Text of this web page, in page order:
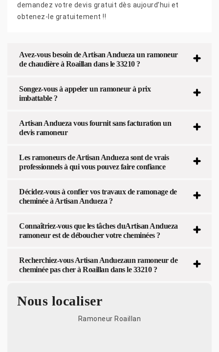
demandez votre devis gratuit dès aujourd’hui et
obtenez-le gratuitement !!
Avez-vous besoin de Artisan Andueza un ramoneur
de chaudière à Roaillan dans le 33210 ?
Songez-vous à appeler un ramoneur à prix
imbattable ?
Artisan Andueza vous fournit sans facturation un
devis ramoneur
Les ramoneurs de Artisan Andueza sont de vrais
professionnels à qui vous pouvez faire confiance
Décidez-vous à confier vos travaux de ramonage de
cheminée à Artisan Andueza ?
Connaîtriez-vous que les tâches duArtisan Andueza
ramoneur est de déboucher votre cheminées ?
Recherchiez-vous Artisan Anduezaun ramoneur de
cheminée pas cher à Roaillan dans le 33210 ?
Nous localiser
Ramoneur Roaillan